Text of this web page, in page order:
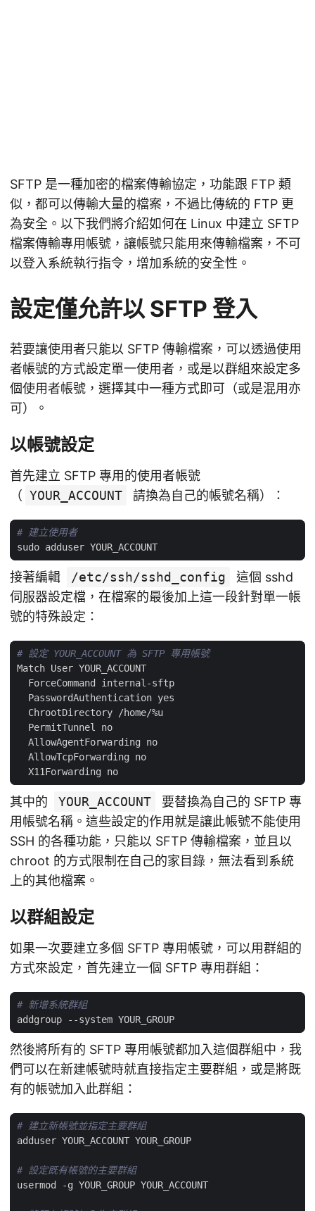
SFTP 是一種加密的檔案傳輸協定，功能跟 FTP 類
似，都可以傳輸大量的檔案，不過比傳統的 FTP 更
為安全。以下我們將介紹如何在 Linux 中建立 SFTP
檔案傳輸專用帳號，讓帳號只能用來傳輸檔案，不可
以登入系統執行指令，增加系統的安全性。
設定僅允許以 SFTP 登入
若要讓使用者只能以 SFTP 傳輸檔案，可以透過使用
者帳號的方式設定單一使用者，或是以群組來設定多
個使用者帳號，選擇其中一種方式即可（或是混用亦
可）。
以帳號設定
首先建立 SFTP 專用的使用者帳號
（ YOUR_ACCOUNT 請換為自己的帳號名稱）：
# 建立使用者
接著編輯 /etc/ssh/sshd_config
這個 sshd
伺服器設定檔，在檔案的最後加上這一段針對單一帳
號的特殊設定：
# 設定 YOUR_ACCOUNT 為 SFTP 專用帳號
其中的 YOUR_ACCOUNT
要替換為自己的 SFTP 專
用帳號名稱。這些設定的作用就是讓此帳號不能使用
SSH 的各種功能，只能以 SFTP 傳輸檔案，並且以
chroot 的方式限制在自己的家目錄，無法看到系統
上的其他檔案。
以群組設定
如果一次要建立多個 SFTP 專用帳號，可以用群組的
方式來設定，首先建立一個 SFTP 專用群組：
# 新增系統群組
然後將所有的 SFTP 專用帳號都加入這個群組中，我
們可以在新建帳號時就直接指定主要群組，或是將既
有的帳號加入此群組：
# 建立新帳號並指定主要群組
# 設定既有帳號的主要群組